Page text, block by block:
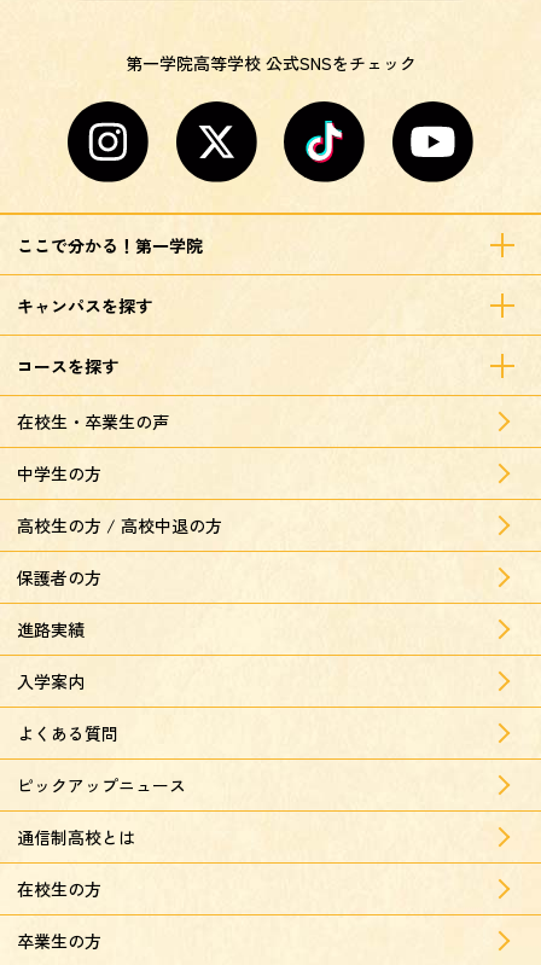
第一学院高等学校 公式SNSをチェック
ここで分かる！第一学院
キャンパスを探す
コースを探す
在校生・卒業生の声
中学生の方
高校生の方 / 高校中退の方
保護者の方
進路実績
入学案内
よくある質問
ピックアップニュース
通信制高校とは
在校生の方
卒業生の方